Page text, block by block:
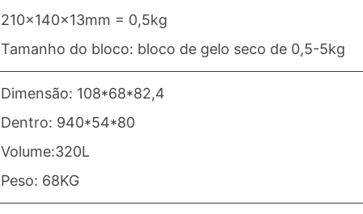
210x140x13mm = 0,5kg
Tamanho do bloco: bloco de gelo seco de 0,5-5kg
Dimensão: 108*68*82,4
Dentro: 940*54*80
Volume:320L
Peso: 68KG